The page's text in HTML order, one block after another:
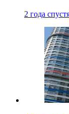
2 года